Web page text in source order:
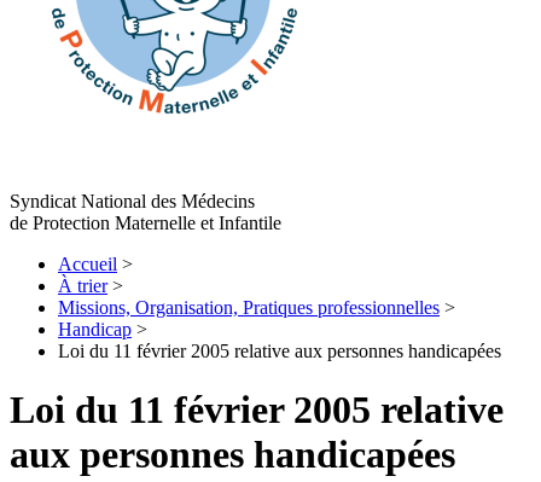
Syndicat National des Médecins
de Protection Maternelle et Infantile
Accueil >
À trier>
Missions, Organisation, Pratiques professionnelles >
Handicap >
Loi du 11 février 2005 relative aux personnes handicapées
Loi du 11 février 2005 relative
aux personnes handicapées